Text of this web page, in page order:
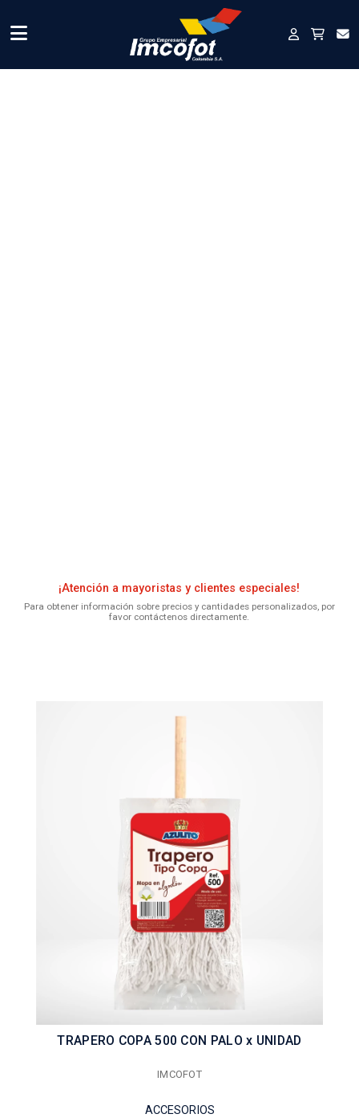
¡Atención a mayoristas y clientes especiales!
Para obtener información sobre precios y cantidades personalizados, por
favor contáctenos directamente.
TRAPERO COPA 500 CON PALO x UNIDAD
IMCOFOT
ACCESORIOS